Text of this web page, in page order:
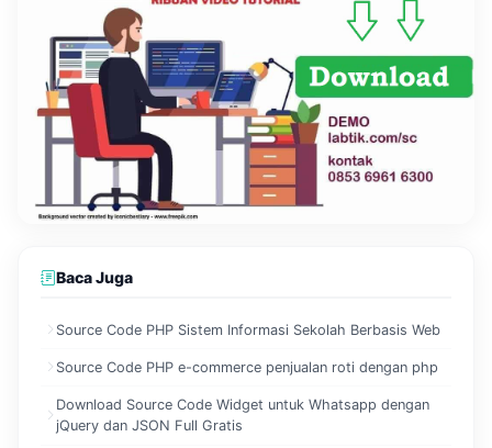
Baca Juga
Source Code PHP Sistem Informasi Sekolah Berbasis Web
Source Code PHP e-commerce penjualan roti dengan php
Download Source Code Widget untuk Whatsapp dengan
jQuery dan JSON Full Gratis